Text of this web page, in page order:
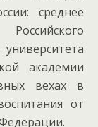
среднее
университета
академии
вехах в
от